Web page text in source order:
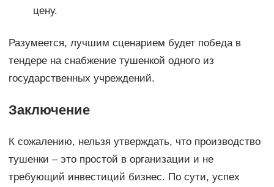
цену.
Разумеется, лучшим сценарием будет победа в
тендере на снабжение тушенкой одного из
государственных учреждений.
Заключение
К сожалению, нельзя утверждать, что производство
тушенки – это простой в организации и не
требующий инвестиций бизнес. По сути, успех